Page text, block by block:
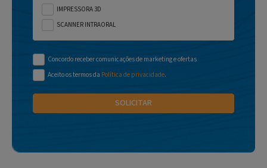
IMPRESSORA 3D
SCANNER INTRAORAL
Concordo receber comunicações de marketing e ofertas
Aceito os termos da Política de privacidade.